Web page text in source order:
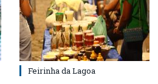
Feirinha da Lagoa